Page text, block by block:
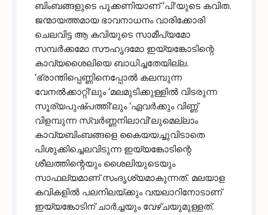
ബിംബങ്ങളുടെ പൂക്കണിയാണ് ‘പി’യുടെ കവിത.
ജന്മായത്തമായ ഭാവനാധനം വാരിക്കോരി
ചെലവിട്ട ആ കവിയുടെ സാമീപ്യമോ
സമ്പര്‍ക്കമോ സൗഹൃദമോ ഇയ്യങ്കോടിന്റെ
കാവ്യശൈലിയെ ബാധിച്ചതേയില്ല.
‘ഭ്രാന്തിപ്പെണ്ണിനെപ്പോല്‍ കലമ്പുന്ന
വേനല്‍ക്കാറ്റി’ലും ‘മലമുടിക്കുള്ളില്‍ വിടരുന്ന
സൂര്യപുഷ്പത്തി’ലും ‘ഏവര്‍ക്കും വിണ്ണ്
വിളമ്പുന്ന സ്വര്‍ണ്ണനിലാവി’ലുമെല്ലാം
കാവ്യബിംബങ്ങളെ കൈയയച്ചുവിടാതെ
പിശുക്കിച്ചെലവിടുന്ന ഇയ്യങ്കോടിന്റെ
ശീലത്തിന്റെയും ശൈലിയുടെയും
സാഫല്യമാണ് സംദൃശ്യമാകുന്നത്. മലയാള
കവികളില്‍ പലനിലയ്ക്കും വയലാറിനോടാണ്
ഇയ്യങ്കോടിന് ചാര്‍ച്ചയും വേഴ്ചയുമുള്ളത്.